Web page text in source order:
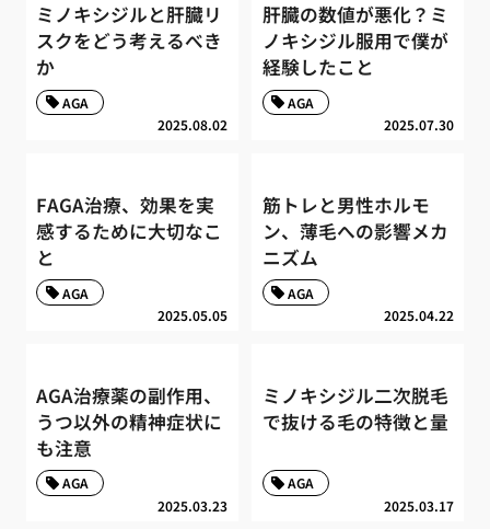
ミノキシジルと肝臓リ
スクをどう考えるべき
か
2025.08.02
AGA
肝臓の数値が悪化？ミ
ノキシジル服用で僕が
経験したこと
2025.07.30
AGA
FAGA治療、効果を実
感するために大切なこ
と
2025.05.05
AGA
筋トレと男性ホルモ
ン、薄毛への影響メカ
ニズム
2025.04.22
AGA
AGA治療薬の副作用、
うつ以外の精神症状に
も注意
2025.03.23
AGA
ミノキシジル二次脱毛
で抜ける毛の特徴と量
2025.03.17
AGA